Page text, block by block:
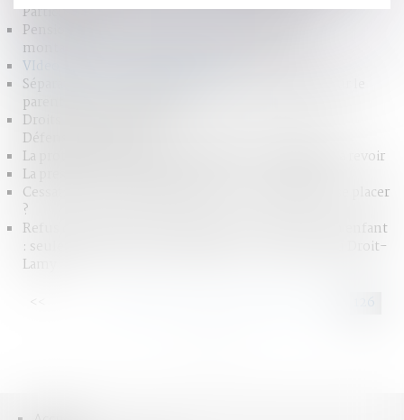
Particulier
Pensions alimentaires : la grille indicative des
montants 2015 - Actualités - Service-public.fr
VIdeo #droitcollaboratif #AFPDC
Séparations : le coût net des enfants plus lourd pour le
parent qui n’a pas la garde
Droits de l’enfant : la France peut mieux faire dit le
Défenseur des droits
La protection du conjoint survivant : une stratégie à revoir
La prestation compensatoire de A à Z - France info
Cessation de la communauté de vie : a quelle date se placer
?
Refus du maintien des relations du parent avec son enfant
: seulement pour des motifs graves... Actualités du Droit-
Lamy